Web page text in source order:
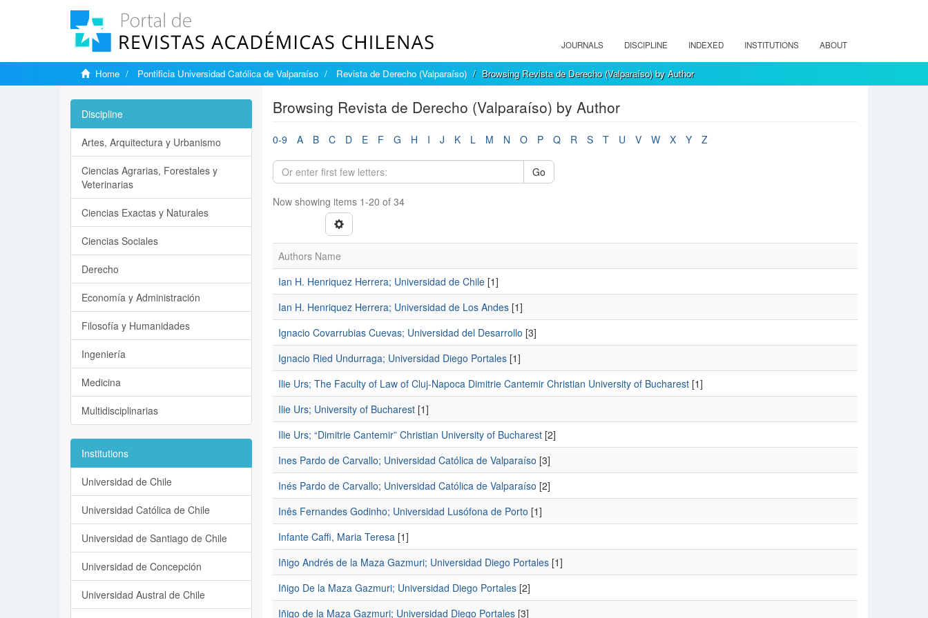
JOURNALS DISCIPLINE INDEXED INSTITUTIONS ABOUT
Home Pontificia Universidad Católica de Valparaíso Revista de Derecho (Valparaíso) Browsing Revista de Derecho (Valparaíso) by Author
Browsing Revista de Derecho (Valparaíso) by Author
0-9 A B C D E F G H I J K L M N O P Q R S T U V W X Y Z
Go
Now showing items 1-20 of 34
Authors Name
Ian H. Henriquez Herrera; Universidad de Chile[1]
Ian H. Henriquez Herrera; Universidad de Los Andes[1]
Ignacio Covarrubias Cuevas; Universidad del Desarrollo [3]
Ignacio Ried Undurraga; Universidad Diego Portales[1]
Ilie Urs; The Faculty of Law of Cluj-Napoca Dimitrie Cantemir Christian University of Bucharest[1]
Ilie Urs; University of Bucharest[1]
Ilie Urs; “Dimitrie Cantemir” Christian University of Bucharest[2]
Ines Pardo de Carvallo; Universidad Católica de Valparaíso [3]
Inés Pardo de Carvallo; Universidad Católica de Valparaíso [2]
Inês Fernandes Godinho; Universidad Lusófona de Porto [1]
Infante Caffi, Maria Teresa[1]
Iñigo Andrés de la Maza Gazmuri; Universidad Diego Portales[1]
Iñigo De la Maza Gazmuri; Universidad Diego Portales[2]
Iñigo de la Maza Gazmuri; Universidad Diego Portales[3]
Discipline
Artes, Arquitectura y Urbanismo
Ciencias Agrarias, Forestales y
Veterinarias
Ciencias Exactas y Naturales
Ciencias Sociales
Derecho
Economía y Administración
Filosofía y Humanidades
Ingeniería
Medicina
Multidisciplinarias
Institutions
Universidad de Chile
Universidad Católica de Chile
Universidad de Santiago de Chile
Universidad de Concepción
Universidad Austral de Chile